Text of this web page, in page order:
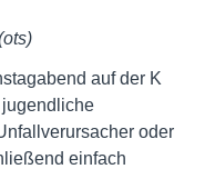
auf der K
oder
einfach